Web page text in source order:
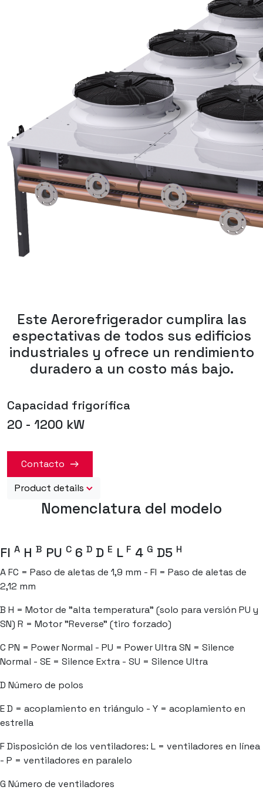
Este Aerorefrigerador cumplira las
espectativas de todos sus edificios
industriales y ofrece un rendimiento
duradero a un costo más bajo.
Capacidad frigorífica
20 - 1200 kW
Contacto
Product details
Nomenclatura del modelo
FI A H B PU C 6 D D E L F 4 G D5 H
AFC = Paso de aletas de 1,9 mm - FI = Paso de aletas de
2,12 mm
B H = Motor de "alta temperatura" (solo para versión PU y
SN) R = Motor "Reverse" (tiro forzado)
C PN = Power Normal - PU = Power Ultra SN = Silence
Normal - SE = Silence Extra - SU = Silence Ultra
D Número de polos
ED = acoplamiento en triángulo - Y = acoplamiento en
estrella
FDisposición de los ventiladores: L = ventiladores en línea
- P = ventiladores en paralelo
G Número de ventiladores